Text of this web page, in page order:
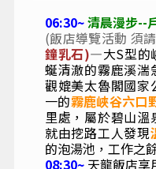
06:30~清晨漫步--
(飯店導覽活動 須
鐘乳石)—大S型的
蜒清澈的霧鹿溪湍
觀媲美太魯閣國家
一的霧鹿峽谷六口
里處，屬於碧山溫
就由挖路工人發現
的泡湯池，工作之
08:30~ 天龍飯店享